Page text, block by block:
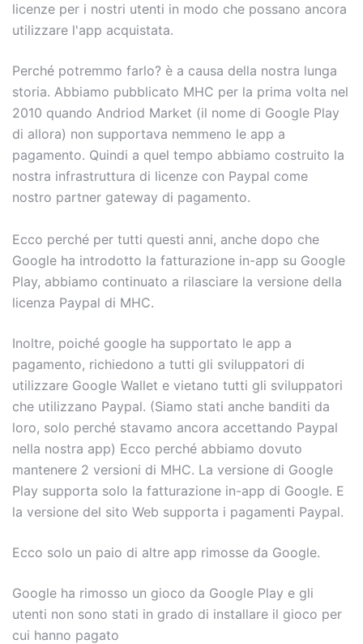
licenze per i nostri utenti in modo che possano ancora
utilizzare l'app acquistata.
Perché potremmo farlo? è a causa della nostra lunga
storia. Abbiamo pubblicato MHC per la prima volta nel
2010 quando Andriod Market (il nome di Google Play
di allora) non supportava nemmeno le app a
pagamento. Quindi a quel tempo abbiamo costruito la
nostra infrastruttura di licenze con Paypal come
nostro partner gateway di pagamento.
Ecco perché per tutti questi anni, anche dopo che
Google ha introdotto la fatturazione in-app su Google
Play, abbiamo continuato a rilasciare la versione della
licenza Paypal di MHC.
Inoltre, poiché google ha supportato le app a
pagamento, richiedono a tutti gli sviluppatori di
utilizzare Google Wallet e vietano tutti gli sviluppatori
che utilizzano Paypal. (Siamo stati anche banditi da
loro, solo perché stavamo ancora accettando Paypal
nella nostra app) Ecco perché abbiamo dovuto
mantenere 2 versioni di MHC. La versione di Google
Play supporta solo la fatturazione in-app di Google. E
la versione del sito Web supporta i pagamenti Paypal.
Ecco solo un paio di altre app rimosse da Google.
Google ha rimosso un gioco da Google Play e gli
utenti non sono stati in grado di installare il gioco per
cui hanno pagato